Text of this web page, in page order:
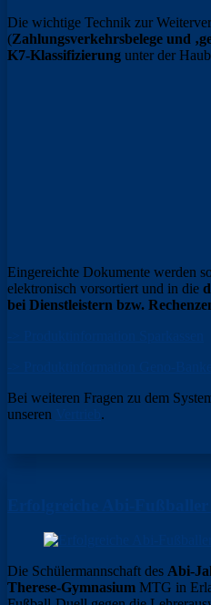
Die wichtige Technik zur
(Zahlungsverkehrsbelege und
K7-Klassifizierung unter der
Eingereichte Dokumente werden
elektronisch vorsortiert und in die
bei Dienstleistern bzw.
Bei weiteren Fragen zu dem
unseren
.
Die Schülermannschaft des Abi-
Therese-Gymnasium MTG in